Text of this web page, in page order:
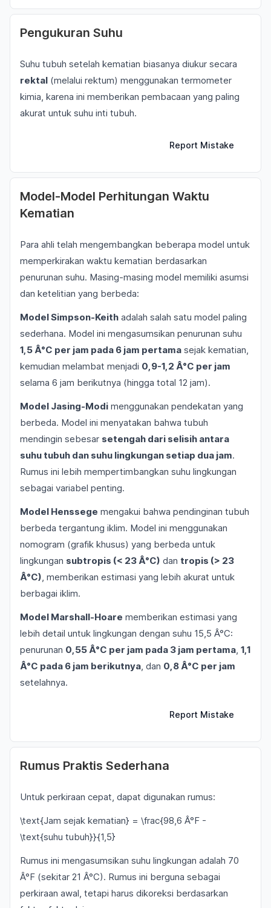
Pengukuran Suhu
Suhu tubuh setelah kematian biasanya diukur secara
rektal (melalui rektum) menggunakan termometer
kimia, karena ini memberikan pembacaan yang paling
akurat untuk suhu inti tubuh.
Report Mistake
Model-Model Perhitungan Waktu
Kematian
Para ahli telah mengembangkan beberapa model untuk
memperkirakan waktu kematian berdasarkan
penurunan suhu. Masing-masing model memiliki asumsi
dan ketelitian yang berbeda:
Model Simpson-Keith adalah salah satu model paling
sederhana. Model ini mengasumsikan penurunan suhu
1,5 Â°C per jam pada 6 jam pertama sejak kematian,
kemudian melambat menjadi 0,9-1,2 Â°C per jam
selama 6 jam berikutnya (hingga total 12 jam).
Model Jasing-Modi menggunakan pendekatan yang
berbeda. Model ini menyatakan bahwa tubuh
mendingin sebesar setengah dari selisih antara
suhu tubuh dan suhu lingkungan setiap dua jam.
Rumus ini lebih mempertimbangkan suhu lingkungan
sebagai variabel penting.
Model Henssege mengakui bahwa pendinginan tubuh
berbeda tergantung iklim. Model ini menggunakan
nomogram (grafik khusus) yang berbeda untuk
lingkungan subtropis (< 23 Â°C) dan tropis (> 23
Â°C), memberikan estimasi yang lebih akurat untuk
berbagai iklim.
Model Marshall-Hoare memberikan estimasi yang
lebih detail untuk lingkungan dengan suhu 15,5 Â°C:
penurunan 0,55 Â°C per jam pada 3 jam pertama, 1,1
Â°C pada 6 jam berikutnya, dan 0,8 Â°C per jam
setelahnya.
Report Mistake
Rumus Praktis Sederhana
Untuk perkiraan cepat, dapat digunakan rumus:
\text{Jam sejak kematian} = \frac{98,6 Â°F -
\text{suhu tubuh}}{1,5}
Rumus ini mengasumsikan suhu lingkungan adalah 70
Â°F (sekitar 21 Â°C). Rumus ini berguna sebagai
perkiraan awal, tetapi harus dikoreksi berdasarkan